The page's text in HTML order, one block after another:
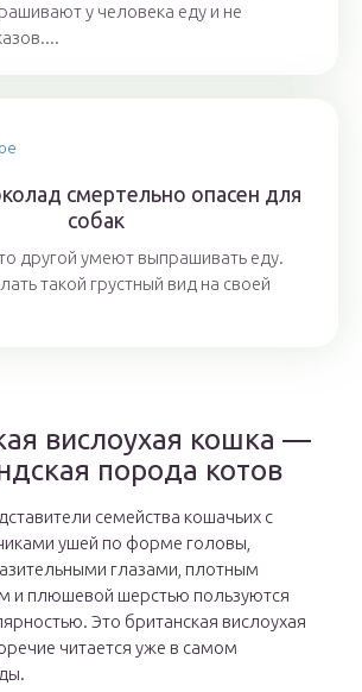
у человека еду и не
смертельно опасен для
собак
другой умеют выпрашивать еду.
такой грустный вид на своей
вислоухая кошка —
порода котов
семейства кошачьих с
ушей по форме головы,
глазами, плотным
и плюшевой шерстью пользуются
Это британская вислоухая
читается уже в самом